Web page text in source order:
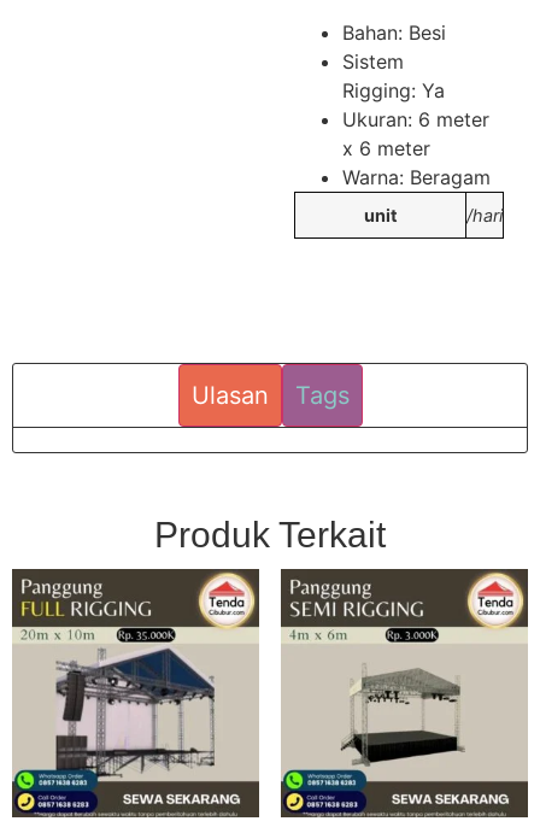
Bahan: Besi
Sistem
Rigging: Ya
Ukuran: 6 meter
x 6 meter
Warna: Beragam
unit /hari
Ulasan Tags
Produk Terkait